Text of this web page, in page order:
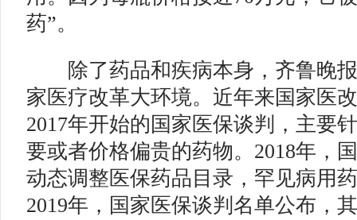
药”。
除了药品和疾病本身，齐鲁晚报
家医疗改革大环境。近年来国家医
2017年开始的国家医保谈判，主要
要或者价格偏贵的药物。2018年，
动态调整医保药品目录，罕见病用
2019年，国家医保谈判名单公布，